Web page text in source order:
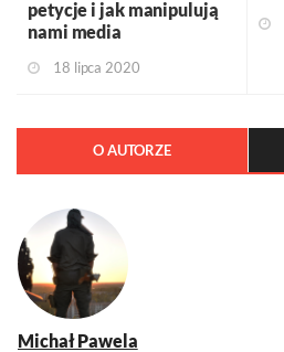
petycje i jak manipulują
nami media
18 lipca 2020
O AUTORZE
Michał Pawela